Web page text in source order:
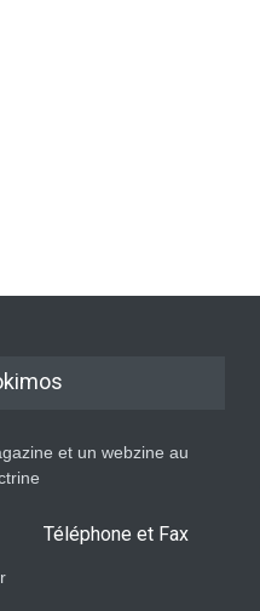
et un webzine au
Téléphone et Fax